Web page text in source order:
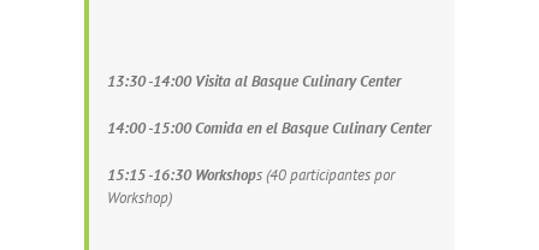
13:30 -14:00 Visita al Basque Culinary Center
14:00 -15:00 Comida en el Basque Culinary Center
15:15 -16:30 Workshops (40 participantes por
Workshop)